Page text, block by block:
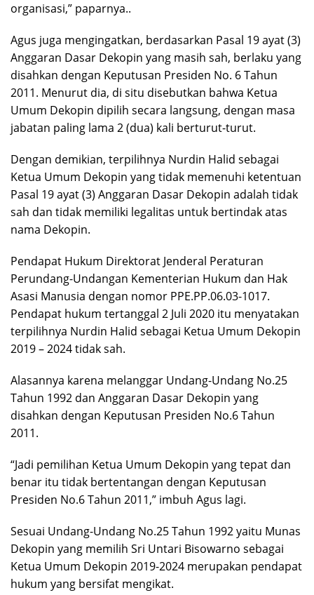
organisasi,” paparnya..
Agus juga mengingatkan, berdasarkan Pasal 19 ayat (3)
Anggaran Dasar Dekopin yang masih sah, berlaku yang
disahkan dengan Keputusan Presiden No. 6 Tahun
2011. Menurut dia, di situ disebutkan bahwa Ketua
Umum Dekopin dipilih secara langsung, dengan masa
jabatan paling lama 2 (dua) kali berturut-turut.
Dengan demikian, terpilihnya Nurdin Halid sebagai
Ketua Umum Dekopin yang tidak memenuhi ketentuan
Pasal 19 ayat (3) Anggaran Dasar Dekopin adalah tidak
sah dan tidak memiliki legalitas untuk bertindak atas
nama Dekopin.
Pendapat Hukum Direktorat Jenderal Peraturan
Perundang-Undangan Kementerian Hukum dan Hak
Asasi Manusia dengan nomor PPE.PP.06.03-1017.
Pendapat hukum tertanggal 2 Juli 2020 itu menyatakan
terpilihnya Nurdin Halid sebagai Ketua Umum Dekopin
2019 – 2024 tidak sah.
Alasannya karena melanggar Undang-Undang No.25
Tahun 1992 dan Anggaran Dasar Dekopin yang
disahkan dengan Keputusan Presiden No.6 Tahun
2011.
“Jadi pemilihan Ketua Umum Dekopin yang tepat dan
benar itu tidak bertentangan dengan Keputusan
Presiden No.6 Tahun 2011,” imbuh Agus lagi.
Sesuai Undang-Undang No.25 Tahun 1992 yaitu Munas
Dekopin yang memilih Sri Untari Bisowarno sebagai
Ketua Umum Dekopin 2019-2024 merupakan pendapat
hukum yang bersifat mengikat.